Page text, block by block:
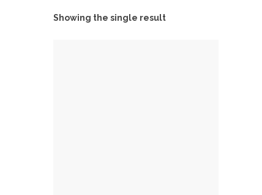
Showing the single result